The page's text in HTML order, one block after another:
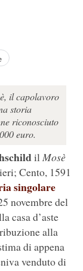
il capolavoro
storia
riconosciuto
euro.
ilMosè
Cento, 1591
singolare
novembre del
casa d’aste
alla
di appena
venduto di